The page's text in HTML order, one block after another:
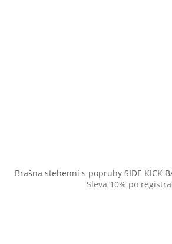
Brašna stehenní s popruhy SIDE KICK
Sleva 10% po